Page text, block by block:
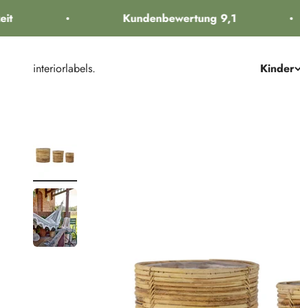
Kundenbewertung 9,1
Kinder
interiorlabels.